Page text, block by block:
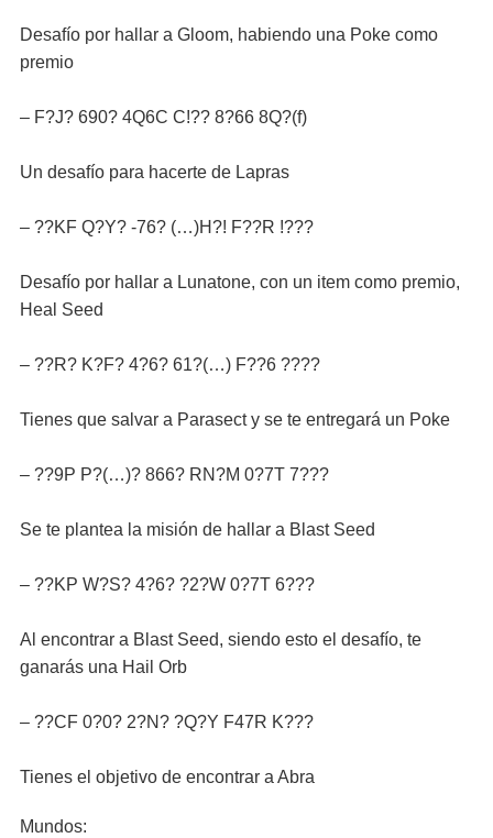
Desafío por hallar a Gloom, habiendo una Poke como
premio
– F?J? 690? 4Q6C C!?? 8?66 8Q?(f)
Un desafío para hacerte de Lapras
– ??KF Q?Y? -76? (…)H?! F??R !???
Desafío por hallar a Lunatone, con un item como premio,
Heal Seed
– ??R? K?F? 4?6? 61?(…) F??6 ????
Tienes que salvar a Parasect y se te entregará un Poke
– ??9P P?(…)? 866? RN?M 0?7T 7???
Se te plantea la misión de hallar a Blast Seed
– ??KP W?S? 4?6? ?2?W 0?7T 6???
Al encontrar a Blast Seed, siendo esto el desafío, te
ganarás una Hail Orb
– ??CF 0?0? 2?N? ?Q?Y F47R K???
Tienes el objetivo de encontrar a Abra
Mundos: